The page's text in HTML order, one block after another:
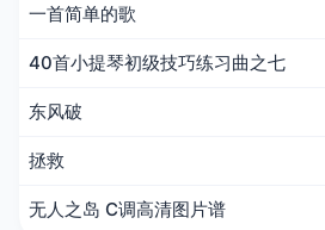
一首简单的歌
40首小提琴初级技巧练习曲之七
东风破
拯救
无人之岛 C调高清图片谱